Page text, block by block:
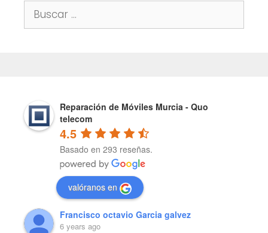
Buscar:
Reparación de Móviles Murcia - Quo
telecom
4.5
Basado en 293 reseñas.
valóranos en
Francisco octavio Garcia galvez
6 years ago